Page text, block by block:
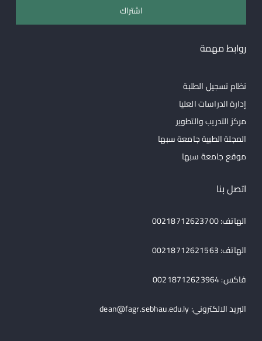
روابط مهمة
نظام تسجيل الطلبة
إدارة الدراسات العليا
مركز التدريب والتطوير
المجلة الطبية جامعة سبها
موقع جامعة سبها
اتصل بنا
الهاتف: 00218712623700
الهاتف: 00218712621563
فاكس: 00218712623964
البريد الالكتروني:dean@fagr.sebhau.edu.ly